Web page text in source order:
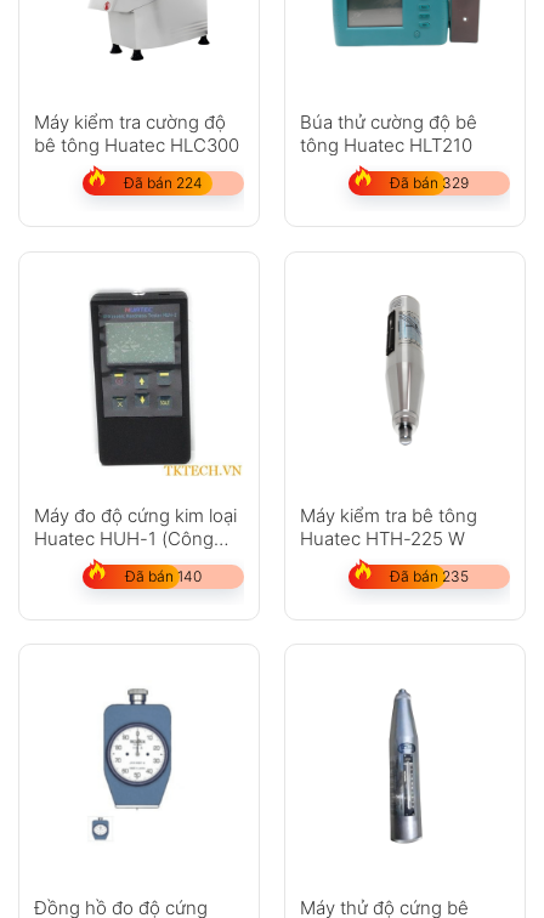
Máy kiểm tra cường độ
bê tông Huatec HLC300
Đã bán 224
Búa thử cường độ bê
tông Huatec HLT210
Đã bán 329
Máy đo độ cứng kim loại
Huatec HUH-1 (Công
nghệ siêu âm Đức)
Đã bán 140
Máy kiểm tra bê tông
Huatec HTH-225 W
Đã bán 235
Đồng hồ đo độ cứng Máy thử độ cứng bê